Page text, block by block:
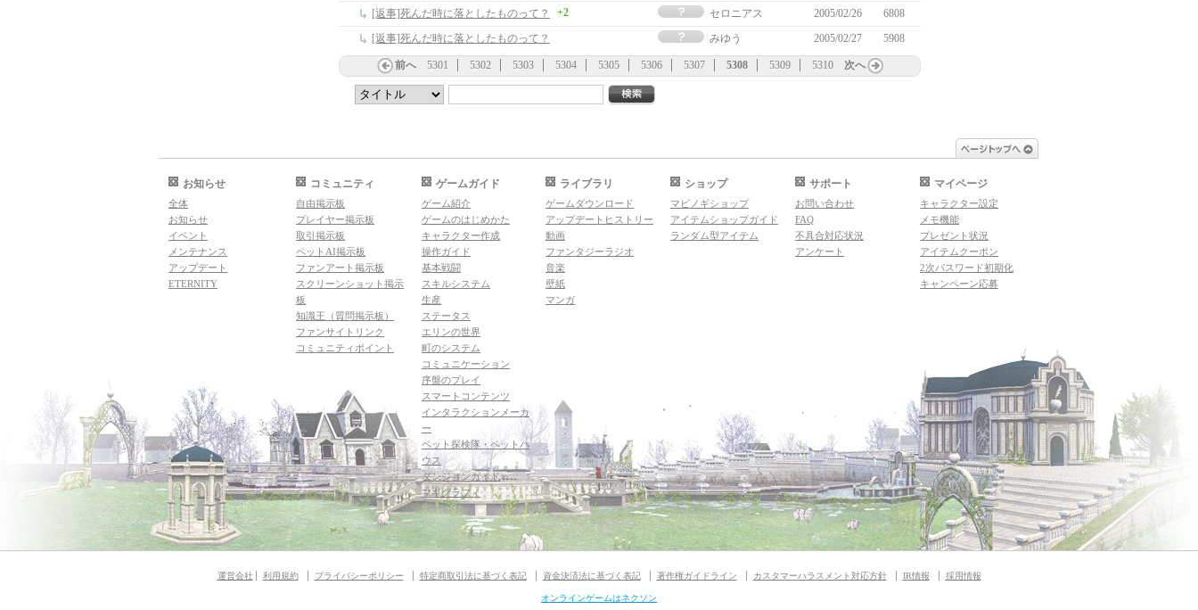
[返事]死んだ時に落としたものって？
+2 セロニアス 2005/02/26
6808
[返事]死んだ時に落としたものって？
みゆう 2005/02/27 5908
前へ 5301 5302 5303 5304 5305 5306 5307 5308 5309 5310 次へ
お知らせ
全体
お知らせ
イベント
メンテナンス
アップデート
ETERNITY
コミュニティ
自由掲示板
プレイヤー掲示板
取引掲示板
ペットAI掲示板
ファンアート掲示板
スクリーンショット掲示
板
知識王（質問掲示板）
ファンサイトリンク
コミュニティポイント
ゲームガイド
ゲーム紹介
ゲームのはじめかた
キャラクター作成
操作ガイド
基本戦闘
スキルシステム
生産
ステータス
エリンの世界
町のシステム
コミュニケーション
序盤のプレイ
スマートコンテンツ
インタラクションメーカ
ー
ペット探検隊・ペットハ
ウス
ダンジョンガイド
マギグラフィ
ライブラリ
ゲームダウンロード
アップデートヒストリー
動画
ファンタジーラジオ
音楽
壁紙
マンガ
ショップ
マビノギショップ
アイテムショップガイド
ランダム型アイテム
サポート
お問い合わせ
FAQ
不具合対応状況
アンケート
マイページ
キャラクター設定
メモ機能
プレゼント状況
アイテムクーポン
2次パスワード初期化
キャンペーン応募
運営会社 利用規約 プライバシーポリシー 特定商取引法に基づく表記 資金決済法に基づく表記 著作権ガイドライン カスタマーハラスメント対応方針 IR情報 採用情報
オンラインゲームはネクソン